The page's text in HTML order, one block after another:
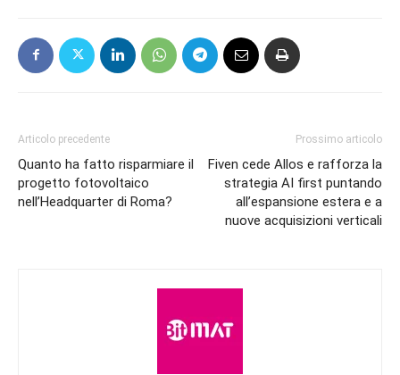
Articolo precedente
Quanto ha fatto risparmiare il
progetto fotovoltaico
nell’Headquarter di Roma?
Prossimo articolo
Fiven cede Allos e rafforza la
strategia AI first puntando
all’espansione estera e a
nuove acquisizioni verticali